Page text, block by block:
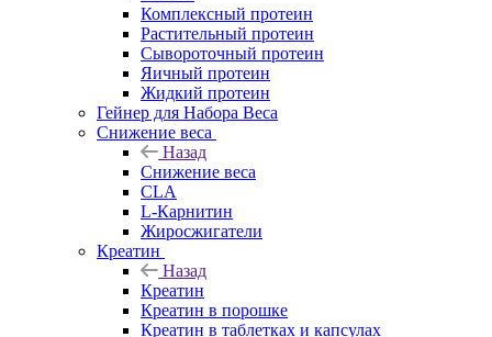
Комплексный протеин
Растительный протеин
Сывороточный протеин
Яичный протеин
Жидкий протеин
Гейнер для Набора Веса
Снижение веса
Назад
Снижение веса
CLA
L-Карнитин
Жиросжигатели
Креатин
Назад
Креатин
Креатин в порошке
Креатин в таблетках и капсулах